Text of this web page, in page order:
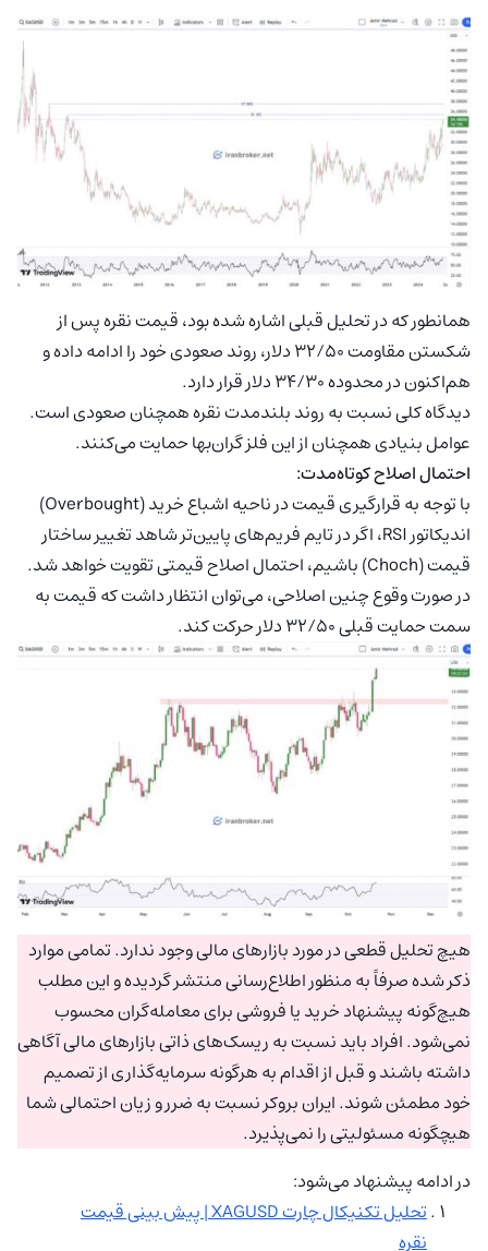
همانطور که در تحلیل قبلی اشاره شده بود، قیمت نقره پس از
شکستن مقاومت 32/50 دلار، روند صعودی خود را ادامه داده و
هم‌اکنون در محدوده 34/30 دلار قرار دارد.
دیدگاه کلی نسبت به روند بلندمدت نقره همچنان صعودی است.
عوامل بنیادی همچنان از این فلز گران‌بها حمایت می‌کنند.
احتمال اصلاح کوتاه‌مدت:
با توجه به قرارگیری قیمت در ناحیه اشباع خرید (Overbought)
اندیکاتور RSI، اگر در تایم فریم‌های پایین‌تر شاهد تغییر ساختار
قیمت (Choch) باشیم، احتمال اصلاح قیمتی تقویت خواهد شد.
در صورت وقوع چنین اصلاحی، می‌توان انتظار داشت که قیمت به
سمت حمایت قبلی 32/50 دلار حرکت کند.
هیچ تحلیل قطعی در مورد بازارهای مالی وجود ندارد. تمامی موارد
ذکر شده صرفاً به منظور اطلاع‌رسانی منتشر گردیده و این مطلب
هیچ‌گونه پیشنهاد خرید یا فروشی برای معامله‌گران محسوب
نمی‌شود. افراد باید نسبت به ریسک‌های ذاتی بازارهای مالی آگاهی
داشته باشند و قبل از اقدام به هرگونه سرمایه‌گذاری از تصمیم
خود مطمئن شوند. ایران بروکر نسبت به ضرر و زیان احتمالی شما
هیچگونه مسئولیتی را نمی‌پذیرد.
در ادامه پیشنهاد می‌شود:
تحلیل تکنیکال چارت XAGUSD | پیش بینی قیمت
نقره